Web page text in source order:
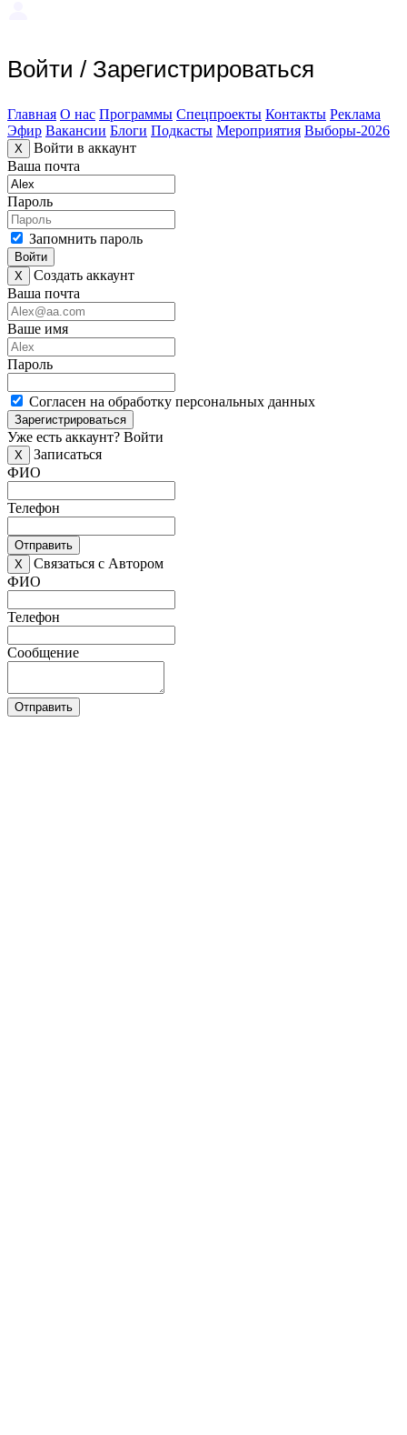
Войти / Зарегистрироваться
Главная О нас Программы Спецпроекты Контакты Реклама
Эфир Вакансии Блоги Подкасты Мероприятия Выборы-2026
X
Войти в аккаунт
Ваша почта
Пароль
Запомнить пароль
Войти
X
Создать аккаунт
Ваша почта
Ваше имя
Пароль
Согласен на обработку персональных данных
Зарегистрироваться
Уже есть аккаунт? Войти
X
Записаться
ФИО
Телефон
Отправить
X
Связаться с Автором
ФИО
Телефон
Сообщение
Отправить